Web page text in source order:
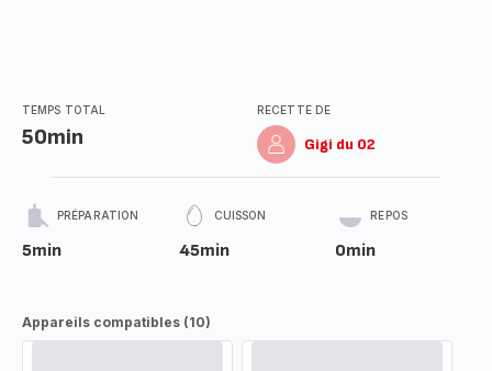
TEMPS TOTAL
50min
RECETTE DE
Gigi du 02
PRÉPARATION
5min
CUISSON
45min
REPOS
0min
Appareils compatibles (10)